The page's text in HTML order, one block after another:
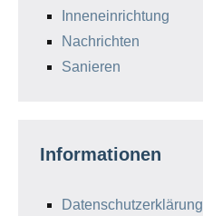
Inneneinrichtung
Nachrichten
Sanieren
Informationen
Datenschutzerklärung